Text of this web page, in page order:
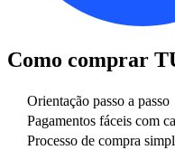
Como comprar
Orientação passo a passo
Pagamentos fáceis com
Processo de compra